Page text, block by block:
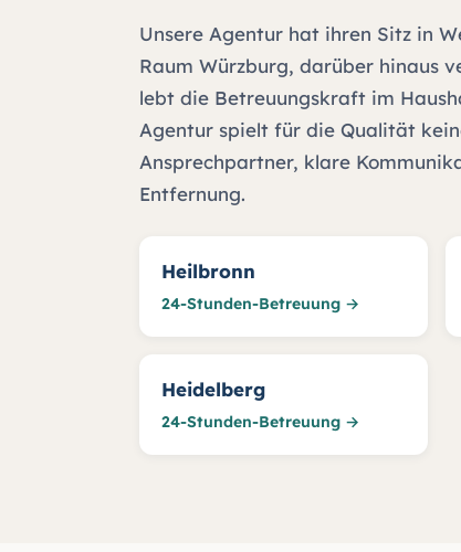
Unsere Agentur hat ihren Sitz in
Raum Würzburg, darüber hinaus
lebt die Betreuungskraft im
Agentur spielt für die Qualität
Ansprechpartner, klare
Entfernung.
Heilbronn
24-Stunden-Betreuung →
Heidelberg
24-Stunden-Betreuung →